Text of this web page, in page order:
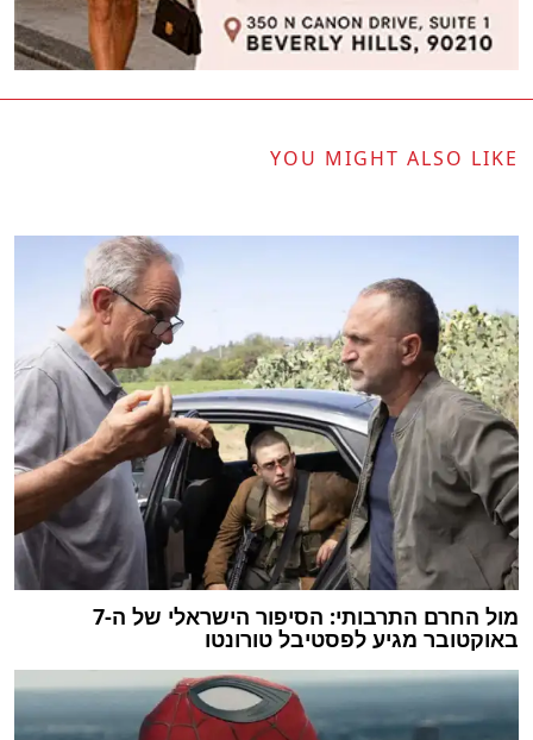
YOU MIGHT ALSO LIKE
מול החרם התרבותי: הסיפור הישראלי של ה-7
באוקטובר מגיע לפסטיבל טורונטו